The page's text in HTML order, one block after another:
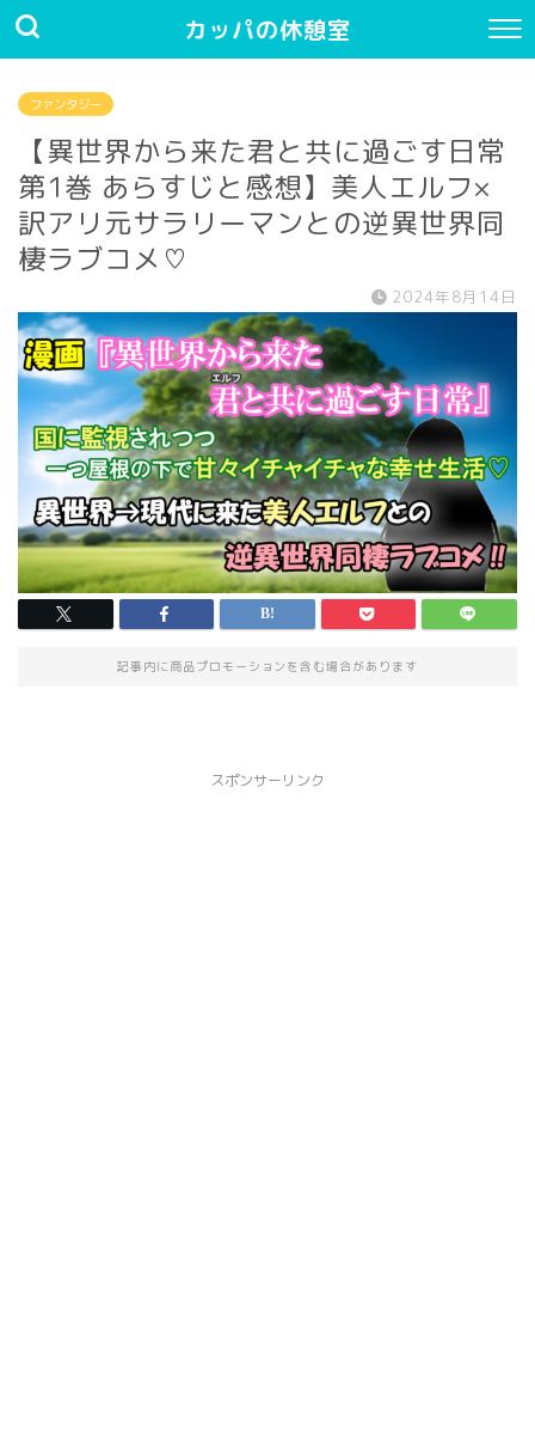
カッパの休憩室
ファンタジー
【異世界から来た君と共に過ごす日常
第1巻 あらすじと感想】美人エルフ×
訳アリ元サラリーマンとの逆異世界同
棲ラブコメ♡
2024年8月14日
記事内に商品プロモーションを含む場合があります
スポンサーリンク